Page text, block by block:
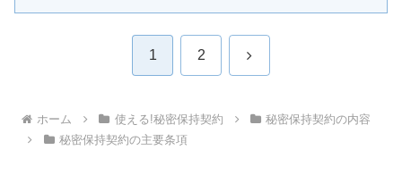
1 2 次
ホーム 使える!秘密保持契約
秘密保持契約の内容
秘密保持契約の主要条項